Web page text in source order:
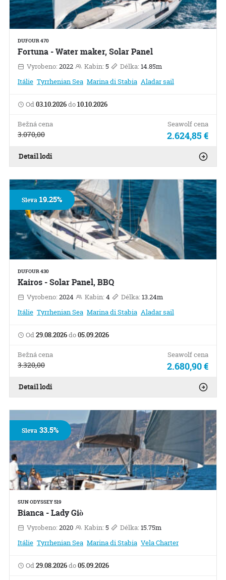
DUFOUR 470
Fortuna - Water maker, Solar Panel
Vyrobeno: 2022 Kabin: 5 Délka: 14.85m
Itálie Tyrrhenian Sea Marina di Stabia Aladar sail
Od03.10.2026do10.10.2026
Bežná cena
3.070,00
Seawolf cena
2.624,85 €
Detail lodi
DUFOUR 430
Kairos - Solar Panel, BBQ
Vyrobeno: 2024 Kabin: 4 Délka: 13.24m
Itálie Tyrrhenian Sea Marina di Stabia Aladar sail
Od29.08.2026do05.09.2026
Bežná cena
3.320,00
Seawolf cena
2.680,90 €
Sleva19.25%
Detail lodi
SUN ODYSSEY 519
Bianca - Lady Giò
Vyrobeno: 2020 Kabin: 5 Délka: 15.75m
Itálie Tyrrhenian Sea Marina di Stabia Vela Charter
Od29.08.2026do05.09.2026
Sleva33.5%